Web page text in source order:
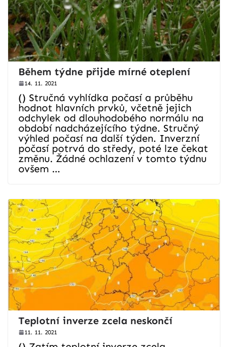
Během týdne přijde mírné oteplení
14. 11. 2021
() Stručná vyhlídka počasí a průběhu
hodnot hlavních prvků, včetně jejich
odchylek od dlouhodobého normálu na
období nadcházejícího týdne. Stručný
výhled počasí na další týden. Inverzní
počasí potrvá do středy, poté lze čekat
změnu. Žádné ochlazení v tomto týdnu
ovšem …
Teplotní inverze zcela neskončí
11. 11. 2021